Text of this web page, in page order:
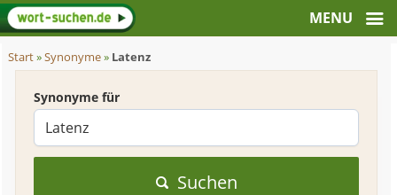
Start»Synonyme» Latenz
Synonyme für
Suchen